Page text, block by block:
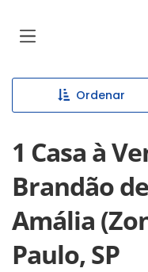
Ordenar
1 Casa à
Brandão
Amália
Paulo, SP